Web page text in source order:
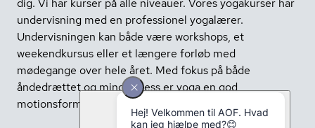
dig. Vi har kurser på alle niveauer. Vores yogakurser har
undervisning med en professionel yogalærer.
Undervisningen kan både være workshops, et
weekendkursus eller et længere forløb med
mødegange over hele året. Med fokus på både
åndedrættet og mindfulness er yoga en god
motionsform for sindet og kroppen.